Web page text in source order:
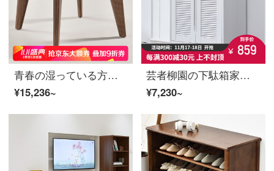
青春の湿っている方の何北欧は簡単で、木の小さい茶の客間のソファーの辺のいくつかの暗いクルミの木の角のいくつかの四角テーブルの60*60*50 CM
¥15,236~
芸者柳園の下駄箱家庭用丸太の玄関棚大容量木靴棚北欧アメリカ式の下駄箱収納棚2つの白
¥7,230~